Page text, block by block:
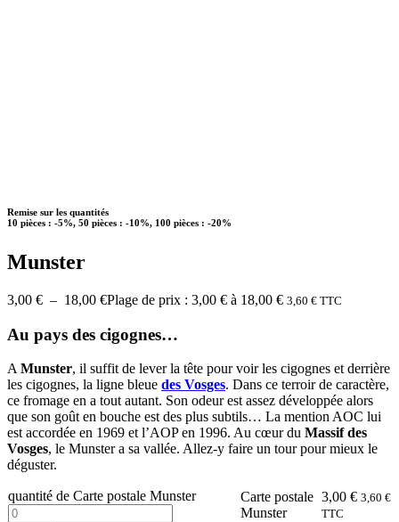
Remise sur les quantités
10 pièces : -5%, 50 pièces : -10%, 100 pièces : -20%
Munster
3,00 € – 18,00 €Plage de prix : 3,00 € à 18,00 € 3,60 € TTC
Au pays des cigognes…
A Munster, il suffit de lever la tête pour voir les cigognes et derrière
les cigognes, la ligne bleue des Vosges. Dans ce terroir de caractère,
ce fromage en a tout autant. Son odeur est assez développée alors
que son goût en bouche est des plus subtils… La mention AOC lui
est accordée en 1969 et l’AOP en 1996. Au cœur du Massif des
Vosges, le Munster a sa vallée. Allez-y faire un tour pour mieux le
déguster.
quantité de Carte postale Munster
Carte postale
Munster
3,00 € 3,60 €
TTC